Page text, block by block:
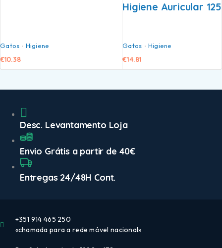
Gatos Higiene
€10.38
Higiene Auricular
Gatos Higiene
€14.81
Desc. Levantamento Loja
Envio Grátis a partir de 40€
Entregas 24/48H Cont.
+351 914 465 250
«chamada para a rede móvel nacional»